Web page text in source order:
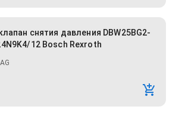
снятия давления DBW25BG2-
12 Bosch Rexroth